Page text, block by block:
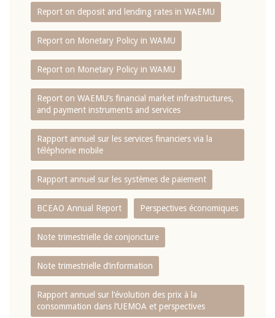
Report on deposit and lending rates in WAEMU
Report on Monetary Policy in WAMU
Report on Monetary Policy in WAMU
Report on WAEMU’s financial market infrastructures,
and payment instruments and services
Rapport annuel sur les services financiers via la
téléphonie mobile
Rapport annuel sur les systèmes de paiement
BCEAO Annual Report Perspectives économiques
Note trimestrielle de conjoncture
Note trimestrielle d‘information
Rapport annuel sur l‘évolution des prix à la
consommation dans l‘UEMOA et perspectives